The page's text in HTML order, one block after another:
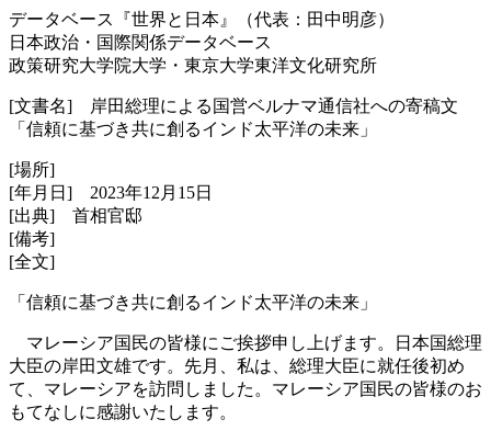
データベース『世界と日本』（代表：田中明彦）
日本政治・国際関係データベース
政策研究大学院大学・東京大学東洋文化研究所
[文書名] 岸田総理による国営ベルナマ通信社への寄稿文
「信頼に基づき共に創るインド太平洋の未来」
[場所]
[年月日] 2023年12月15日
[出典] 首相官邸
[備考]
[全文]
「信頼に基づき共に創るインド太平洋の未来」
マレーシア国民の皆様にご挨拶申し上げます。日本国総理
大臣の岸田文雄です。先月、私は、総理大臣に就任後初め
て、マレーシアを訪問しました。マレーシア国民の皆様のお
もてなしに感謝いたします。